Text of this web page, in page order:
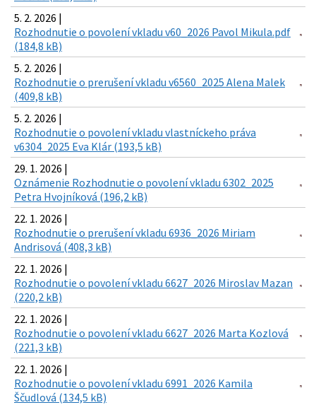
5. 2. 2026 |
Rozhodnutie o povolení vkladu v60_2026 Pavol Mikula.pdf
(184,8 kB)
5. 2. 2026 |
Rozhodnutie o prerušení vkladu v6560_2025 Alena Malek
(409,8 kB)
5. 2. 2026 |
Rozhodnutie o povolení vkladu vlastníckeho práva
v6304_2025 Eva Klár (193,5 kB)
29. 1. 2026 |
Oznámenie Rozhodnutie o povolení vkladu 6302_2025
Petra Hvojníková (196,2 kB)
22. 1. 2026 |
Rozhodnutie o prerušení vkladu 6936_2026 Miriam
Andrisová (408,3 kB)
22. 1. 2026 |
Rozhodnutie o povolení vkladu 6627_2026 Miroslav Mazan
(220,2 kB)
22. 1. 2026 |
Rozhodnutie o povolení vkladu 6627_2026 Marta Kozlová
(221,3 kB)
22. 1. 2026 |
Rozhodnutie o povolení vkladu 6991_2026 Kamila
Ščudlová (134,5 kB)